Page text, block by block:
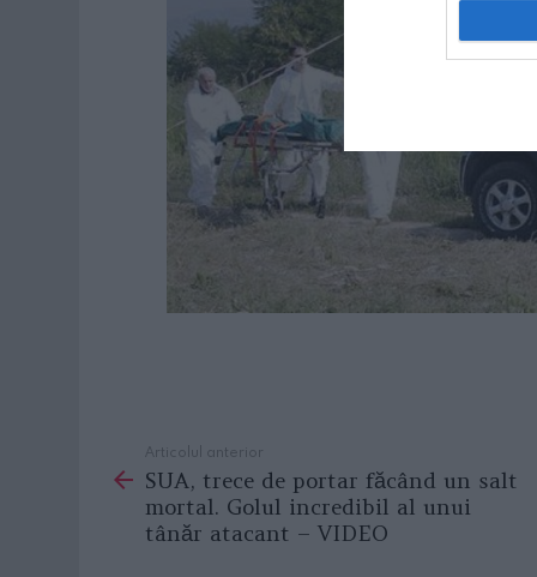
more
Articolul anterior
SUA, trece de portar făcând un salt
mortal. Golul incredibil al unui
tânăr atacant – VIDEO